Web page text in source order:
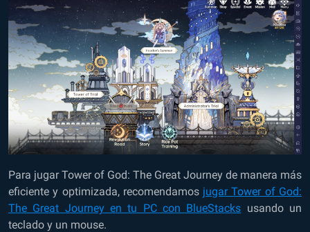
Para jugar Tower of God: The Great Journey de manera más
eficiente y optimizada, recomendamos jugar Tower of God:
The Great Journey en tu PC con BlueStacks usando un
teclado y un mouse.